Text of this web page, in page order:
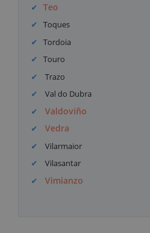
Teo
Toques
Tordoia
Touro
Trazo
Val do Dubra
Valdoviño
Vedra
Vilarmaior
Vilasantar
Vimianzo